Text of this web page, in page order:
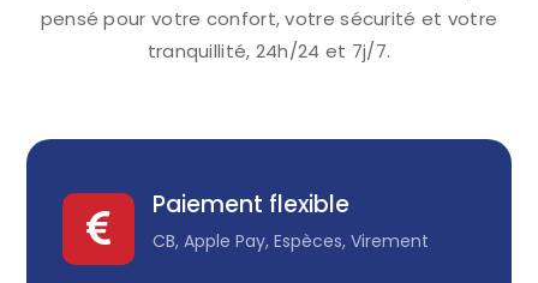
pensé pour votre confort, votre sécurité et votre
tranquillité, 24h/24 et 7j/7.

Paiement flexible
CB, Apple Pay, Espèces, Virement